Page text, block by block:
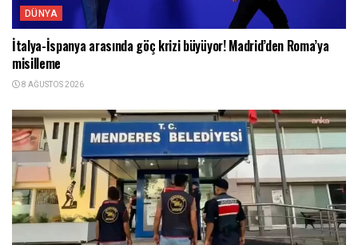
DÜNYA
İtalya-İspanya arasında göç krizi büyüyor! Madrid’den Roma’ya
misilleme
8 AĞUSTOS 2026